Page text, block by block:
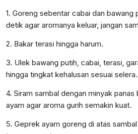
1. Goreng sebentar cabai dan bawang
detik agar aromanya keluar, jangan
2. Bakar terasi hingga harum.
3. Ulek bawang putih, cabai, terasi,
hingga tingkat kehalusan sesuai selera.
4. Siram sambal dengan minyak
ayam agar aroma gurih semakin kuat.
5. Geprek ayam goreng di atas